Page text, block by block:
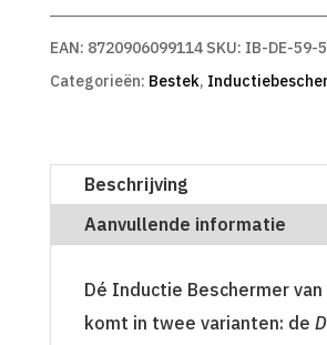
EAN: 8720906099114 SKU: IB-DE-59-
Categorieën: Bestek,
Beschrijving
Aanvullende informatie
Dé Inductie Beschermer van
komt in twee varianten: de